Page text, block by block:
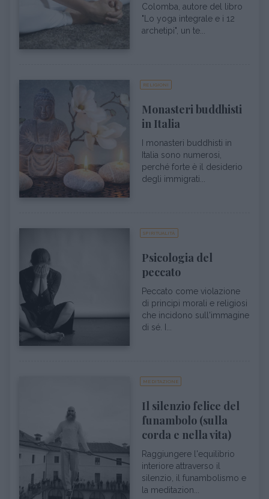
Colomba, autore del libro
"Lo yoga integrale e i 12
archetipi", un te...
RELIGIONI
Monasteri buddhisti
in Italia
I monasteri buddhisti in
Italia sono numerosi,
perché forte è il desiderio
degli immigrati...
SPIRITUALITÀ
Psicologia del
peccato
Peccato come violazione
di principi morali e religiosi
che incidono sull'immagine
di sé. I...
MEDITAZIONE
Il silenzio felice del
funambolo (sulla
corda e nella vita)
Raggiungere l'equilibrio
interiore attraverso il
silenzio, il funambolismo e
la meditazion...